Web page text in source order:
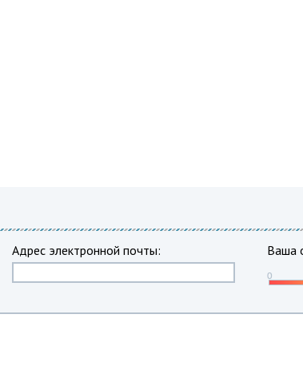
Адрес электронной почты: Ваша